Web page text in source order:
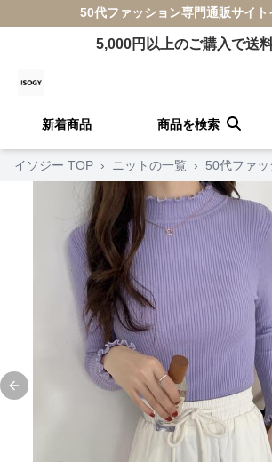
50代ファッション専門通販サイト
5,000円以上のご購入で送
新着商品 商品を検索
イソジー TOP › ニットの一覧 › 50代ファ
Previous slide